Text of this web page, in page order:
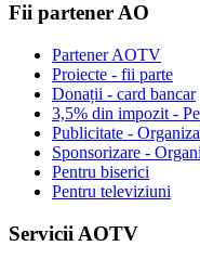
Fii partener AO
Partener AOTV
Proiecte - fii parte
Donații - card bancar
3,5% din impozit -
Publicitate -
Sponsorizare -
Pentru biserici
Pentru televiziuni
Servicii AOTV